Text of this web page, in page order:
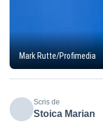
Mark Rutte/Profimedia
Scris de
Stoica Marian